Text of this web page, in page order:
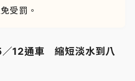
受罰。
／12通車 縮短淡水到八